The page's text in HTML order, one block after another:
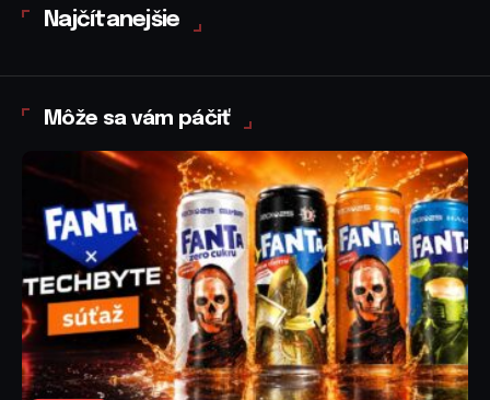
Najčítanejšie
Môže sa vám páčiť